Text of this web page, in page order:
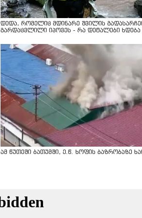
დედა, რომელიც მდინარე შვილის
გარდაცვლილი იპოვეს - რა დეტალები ხდება
ამ წუთეში ბათუმში, ე.წ. ხოფის ბაზრობაზე